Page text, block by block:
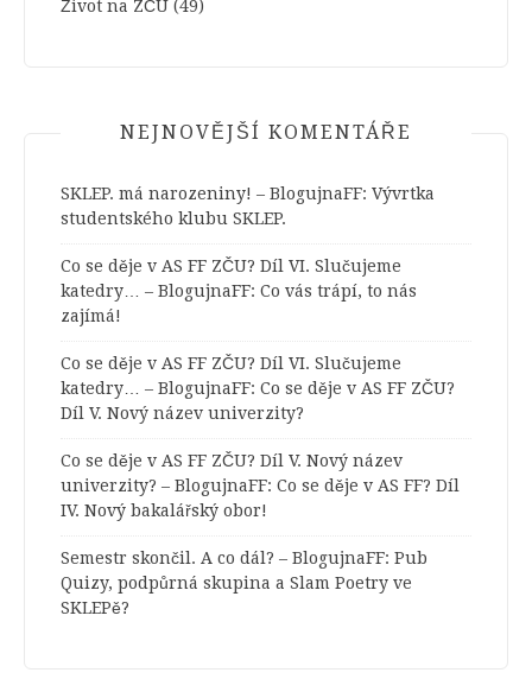
Život na ZČU (49)
NEJNOVĚJŠÍ KOMENTÁŘE
SKLEP. má narozeniny! – BlogujnaFF: Vývrtka
studentského klubu SKLEP.
Co se děje v AS FF ZČU? Díl VI. Slučujeme
katedry… – BlogujnaFF: Co vás trápí, to nás
zajímá!
Co se děje v AS FF ZČU? Díl VI. Slučujeme
katedry… – BlogujnaFF: Co se děje v AS FF ZČU?
Díl V. Nový název univerzity?
Co se děje v AS FF ZČU? Díl V. Nový název
univerzity? – BlogujnaFF: Co se děje v AS FF? Díl
IV. Nový bakalářský obor!
Semestr skončil. A co dál? – BlogujnaFF: Pub
Quizy, podpůrná skupina a Slam Poetry ve
SKLEPě?